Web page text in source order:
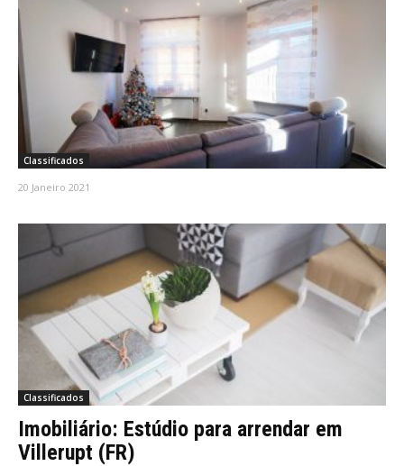
Classificados
20 Janeiro 2021
Classificados
Imobiliário: Estúdio para arrendar em
Villerupt (FR)